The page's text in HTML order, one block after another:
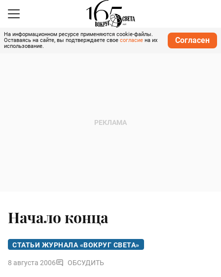
На информационном ресурсе применяются cookie-файлы.
Оставаясь на сайте, вы подтверждаете свое согласие на их
использование.
Согласен
Начало конца
СТАТЬИ ЖУРНАЛА «ВОКРУГ СВЕТА»
8 августа 2006 ОБСУДИТЬ